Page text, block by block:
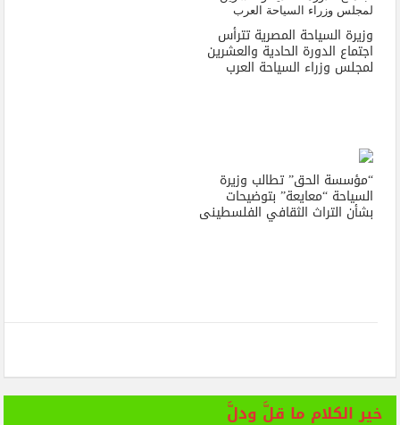
وزيرة السياحة المصرية تترأس
اجتماع الدورة الحادية والعشرين
لمجلس وزراء السياحة العرب
“مؤسسة الحق” تطالب وزيرة
السياحة “معايعة” بتوضيحات
بشأن التراث الثقافي الفلسطينى
خير الكلام ما قلَّ ودلَّ